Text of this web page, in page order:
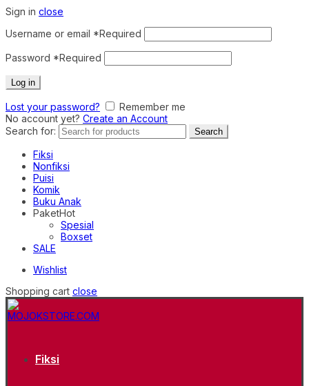
Sign in close
Username or email *Required
Password *Required
Log in
Lost your password?
Remember me
No account yet? Create an Account
Search for:
Search
Fiksi
Nonfiksi
Puisi
Komik
Buku Anak
PaketHot
Spesial
Boxset
SALE
Wishlist
Shopping cart close
Fiksi